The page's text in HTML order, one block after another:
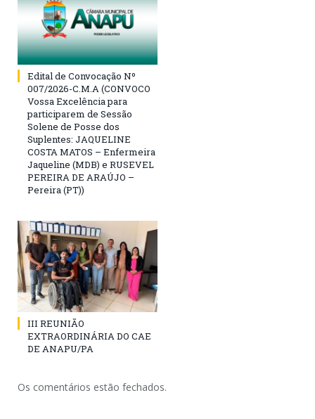
Edital de Convocação Nº
007/2026-C.M.A (CONVOCO
Vossa Excelência para
participarem de Sessão
Solene de Posse dos
Suplentes: JAQUELINE
COSTA MATOS – Enfermeira
Jaqueline (MDB) e RUSEVEL
PEREIRA DE ARAÚJO –
Pereira (PT))
III REUNIÃO
EXTRAORDINÁRIA DO CAE
DE ANAPU/PA
Os comentários estão fechados.